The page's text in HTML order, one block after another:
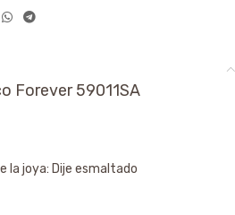
Forever 59011SA
la joya: Dije esmaltado